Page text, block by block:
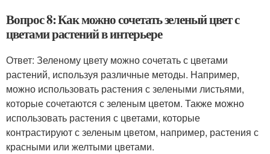
Вопрос 8: Как можно сочетать зеленый цвет с
цветами растений в интерьере
Ответ: Зеленому цвету можно сочетать с цветами
растений, используя различные методы. Например,
можно использовать растения с зелеными листьями,
которые сочетаются с зеленым цветом. Также можно
использовать растения с цветами, которые
контрастируют с зеленым цветом, например, растения с
красными или желтыми цветами.